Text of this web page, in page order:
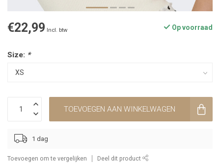
€22,99 Incl. btw Op voorraad
Size: *
TOEVOEGEN AAN WINKELWAGEN
1 dag
Toevoegen om te vergelijken Deel dit product